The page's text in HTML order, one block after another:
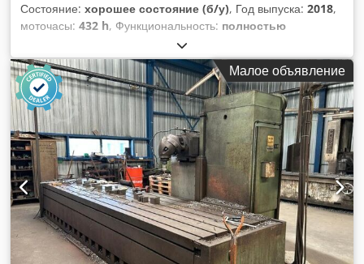
Состояние: хорошее состояние (б/у), Год выпуска: 2018,
моточасы: 432 h, Функциональность: полностью
, LAGUN BM4RT – фрезерный станок с
поворотным столом Производитель: Lagun Модель: BM4RT
Год выпуска: 2018 Состояние: в рабочем состоянии,
бывший в употреблении, как новый Dcjdpezmpydsfx Abmok
Наработка: 1650 часов Наработка шпинделя: 438 часов
Система управления: Heidenhain iTNC 640 Имеется видео.
Дополнительная информация предоставляется по запросу.
Малое объявление